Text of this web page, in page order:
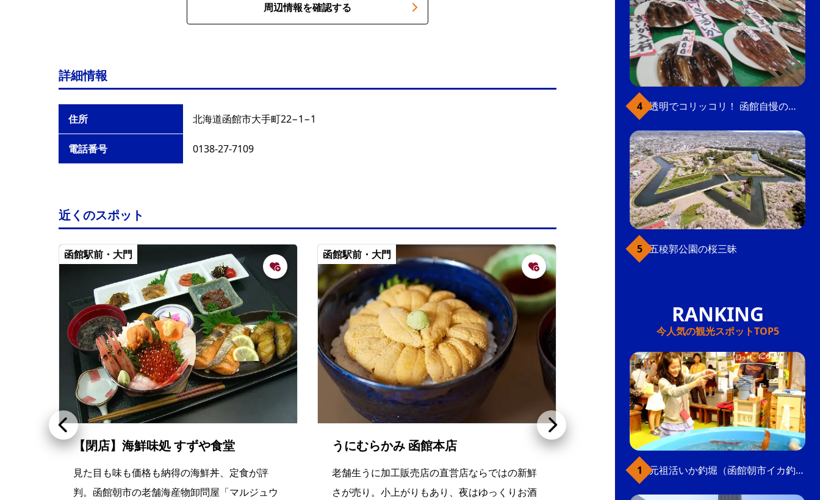
周辺情報を確認する
詳細情報
住所 北海道函館市大手町22−1−1
電話番号 0138-27-7109
近くのスポット
函館駅前・大門
【閉店】海鮮味処 すずや食堂
見た目も味も価格も納得の海鮮丼、定食が評
判。函館朝市の老舗海産物卸問屋「マルジュウ
函館駅前・大門
うにむらかみ 函館本店
老舗生うに加工販売店の直営店ならではの新鮮
さが売り。小上がりもあり、夜はゆっくりお酒
函館駅前・大門
函館海鮮料理 海光房
函館朝市の一角にある、かに・魚問屋直営の居
酒屋。夜行っても海産物が買えて、鮮度を生か
透明でコリッコリ！ 函館自慢のいかをどうぞ
五稜郭公園の桜三昧
今人気の観光スポットTOP5
元祖活いか釣堀（函館朝市イカ釣り体験）